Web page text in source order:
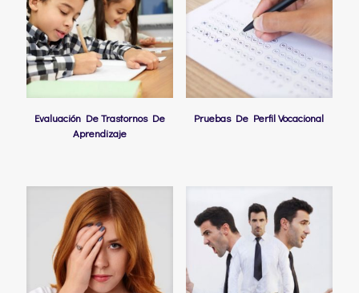
Evaluación De Trastornos De
Aprendizaje
Pruebas De Perfil Vocacional